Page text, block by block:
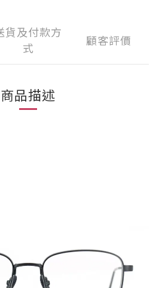
貨及付款方
式
顧客評價
商品描述